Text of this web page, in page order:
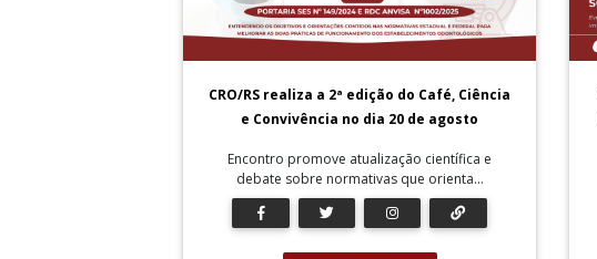
CRO/RS realiza a 2ª edição do Café, Ciência
e Convivência no dia 20 de agosto
Encontro promove atualização científica e
debate sobre normativas que orienta...